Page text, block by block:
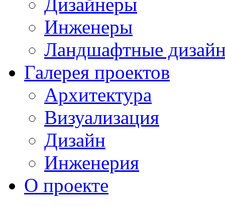
Инженеры
Ландшафтные
Галерея проектов
Архитектура
Визуализация
Дизайн
Инженерия
О проекте